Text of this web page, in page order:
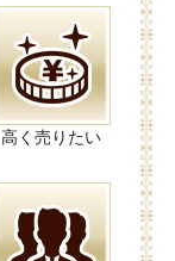
高く売りたい